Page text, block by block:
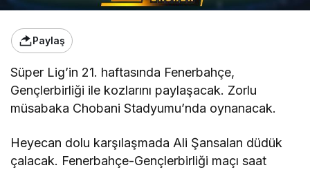
Paylaş
Süper Lig’in 21. haftasında Fenerbahçe,
Gençlerbirliği ile kozlarını paylaşacak. Zorlu
müsabaka Chobani Stadyumu’nda oynanacak.
Heyecan dolu karşılaşmada Ali Şansalan düdük
çalacak. Fenerbahçe-Gençlerbirliği maçı saat